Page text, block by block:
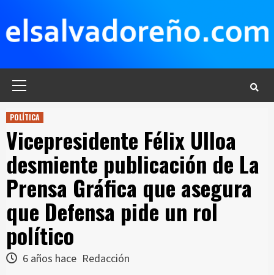
contenido
POLÍTICA
Vicepresidente Félix Ulloa
desmiente publicación de La
Prensa Gráfica que asegura
que Defensa pide un rol
político
6 años hace Redacción